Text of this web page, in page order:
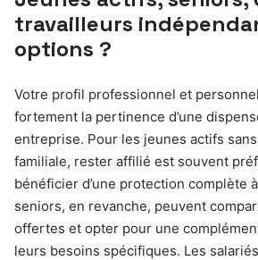
travailleurs
options ?
Votre profil professionnel et
fortement la pertinence d’une
entreprise. Pour les jeunes actifs
familiale, rester affilié est souvent
bénéficier d’une protection complète
seniors, en revanche, peuvent
offertes et opter pour une
leurs besoins spécifiques. Les